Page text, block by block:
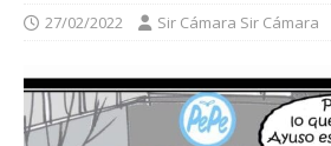
27/02/2022 Sir Cámara Sir Cámara